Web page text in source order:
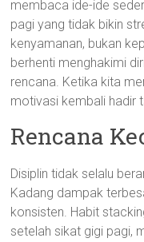
membaca ide-ide
pagi yang tidak bikin
kenyamanan, bukan
berhenti menghakimi
rencana. Ketika kita
motivasi kembali hadir
Rencana
Disiplin tidak selalu
Kadang dampak
konsisten. Habit
setelah sikat gigi pagi,